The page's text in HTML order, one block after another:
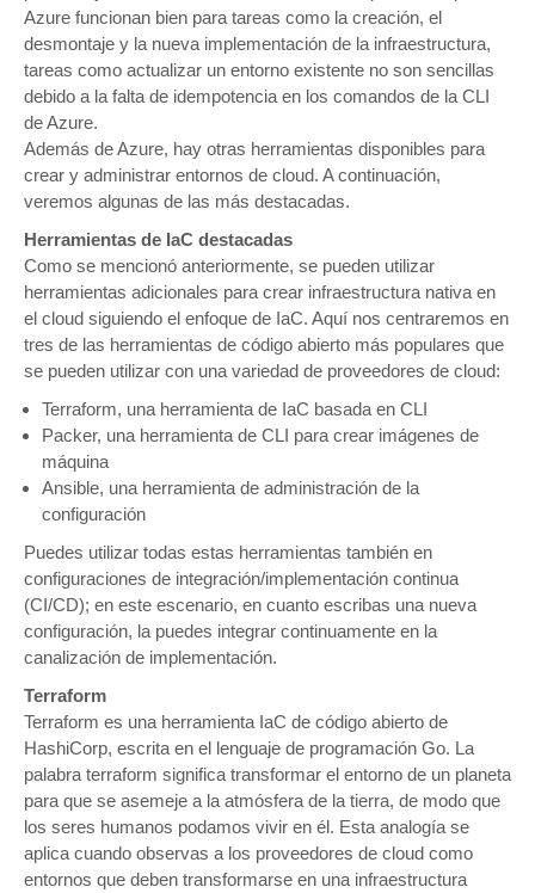
Azure funcionan bien para tareas como la creación, el
desmontaje y la nueva implementación de la infraestructura,
tareas como actualizar un entorno existente no son sencillas
debido a la falta de idempotencia en los comandos de la CLI
de Azure.
Además de Azure, hay otras herramientas disponibles para
crear y administrar entornos de cloud. A continuación,
veremos algunas de las más destacadas.
Herramientas de IaC destacadas
Como se mencionó anteriormente, se pueden utilizar
herramientas adicionales para crear infraestructura nativa en
el cloud siguiendo el enfoque de IaC. Aquí nos centraremos en
tres de las herramientas de código abierto más populares que
se pueden utilizar con una variedad de proveedores de cloud:
Terraform, una herramienta de IaC basada en CLI
Packer, una herramienta de CLI para crear imágenes de
máquina
Ansible, una herramienta de administración de la
configuración
Puedes utilizar todas estas herramientas también en
configuraciones de integración/implementación continua
(CI/CD); en este escenario, en cuanto escribas una nueva
configuración, la puedes integrar continuamente en la
canalización de implementación.
Terraform
Terraform es una herramienta IaC de código abierto de
HashiCorp, escrita en el lenguaje de programación Go. La
palabra terraform significa transformar el entorno de un planeta
para que se asemeje a la atmósfera de la tierra, de modo que
los seres humanos podamos vivir en él. Esta analogía se
aplica cuando observas a los proveedores de cloud como
entornos que deben transformarse en una infraestructura